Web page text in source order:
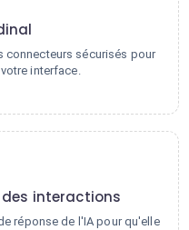
connecteurs sécurisés pour
interface.
des interactions
réponse de l'IA pour qu'elle